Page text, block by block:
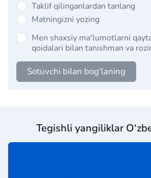
Taklif qilinganlardan tanlang
Matningizni yozing
Men shaxsiy ma'lumotlarni
qoidalari bilan tanishman va
Sotuvchi bilan bog'laning
Tegishli yangiliklar